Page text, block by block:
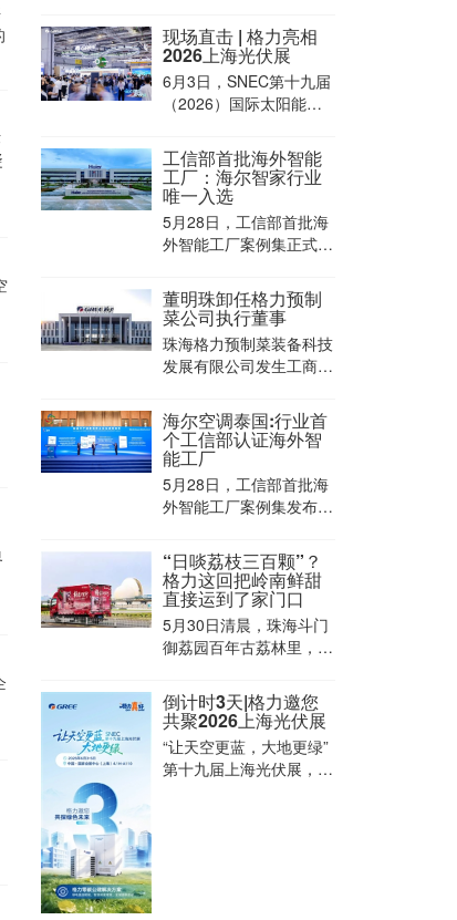
盛大启幕。 海尔银发经
济新品牌Haiercare携行
业首套AI未来智慧养老解
决方案升级亮相，首次展
出AI未来养老方案、失能
康管理方案，以智慧
现场直击 | 格力亮相
2026上海光伏展
6月3日，SNEC第十九届
（2026）国际太阳能光
会暨展览会（以下简称：
上海光伏展）在上海国家
会展中心启幕。格力本次
以“让天空更蓝大地更绿”
为主题，携零碳园区解决
方案、格力钛电池、关键
相，为全球
工信部首批海外智能
工厂：海尔智家行业
唯一入选
5月28日，工信部首批海
外智能工厂案例集正式发
业的标杆工厂。海尔泰国
空调智能工厂位列其中，
海尔智家成为白电行业唯
一入选企业。
董明珠卸任格力预制
菜公司执行董事
珠海格力预制菜装备科技
发展有限公司发生工商变
定代表人、执行董事，李
德权接任法定代表人并担
任执行公司事务的董事。
海尔空调泰国:行业首
个工信部认证海外智
能工厂
5月28日，工信部首批海
外智能工厂案例集发布，
成功入选，成为白电行业
唯一获此权威认证的海外
制造基地，为中国工厂标
准出海，树立了可复制、
可推广的全球范本。
“日啖荔枝三百颗”？
格力这回把岭南鲜甜
直接运到了家门口
5月30日清晨，珠海斗门
御荔园百年古荔林里，露
鲜的“万里征途”悄然启
程。
倒计时3天|格力邀您
共聚2026上海光伏展
“让天空更蓝，大地更绿”
第十九届上海光伏展，